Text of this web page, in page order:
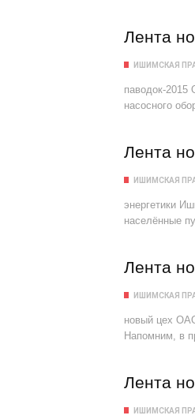
Лента
ИШИМСКАЯ
паводок-2015
насосного
Лента
ИШИМСКАЯ
энергетики
населённые
Лента
ИШИМСКАЯ
новый цех
Напомним, в
Лента
ИШИМСКАЯ